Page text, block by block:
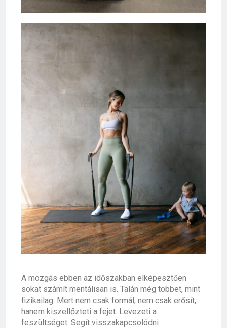
A mozgás ebben az időszakban elképesztően
sokat számít mentálisan is. Talán még többet, mint
fizikailag. Mert nem csak formál, nem csak erősít,
hanem kiszellőzteti a fejet. Levezeti a
feszültséget. Segít visszakapcsolódni